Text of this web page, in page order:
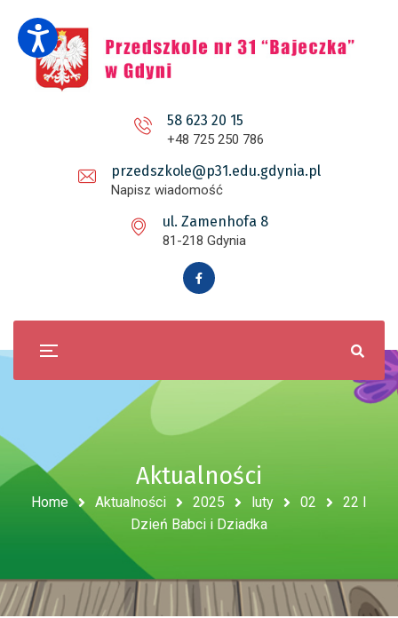
58 623 20 15
+48 725 250 786
przedszkole@p31.edu.gdynia.pl
Napisz wiadomość
ul. Zamenhofa 8
81-218 Gdynia
Aktualności
Home Aktualności 2025 luty 02
22 I
Dzień Babci i Dziadka